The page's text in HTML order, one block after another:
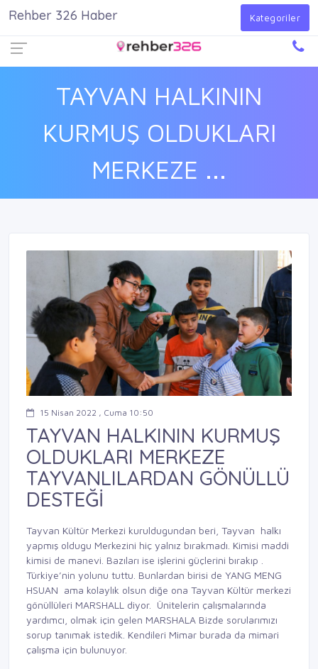
Giriş Yap
TAYVAN HALKININ
KURMUŞ OLDUKLARI
MERKEZE ...
Rehber 326 Haber Kategoriler
15 Nisan 2022 , Cuma 10:50
TAYVAN HALKININ KURMUŞ
OLDUKLARI MERKEZE
TAYVANLILARDAN GÖNÜLLÜ
DESTEĞİ
Tayvan Kültür Merkezi kuruldugundan beri, Tayvan halkı
yapmış oldugu Merkezini hiç yalnız bırakmadı. Kimisi maddi
kimisi de manevi. Bazıları ise işlerini güçlerini bırakıp .
Türkiye’nin yolunu tuttu. Bunlardan birisi de YANG MENG
HSUAN ama kolaylık olsun diğe ona Tayvan Kültür merkezi
gönüllüleri MARSHALL diyor. Ünitelerin çalışmalarında
yardımcı, olmak için gelen MARSHALA Bizde sorularımızı
sorup tanımak istedik. Kendileri Mimar burada da mimari
çalışma için bulunuyor.